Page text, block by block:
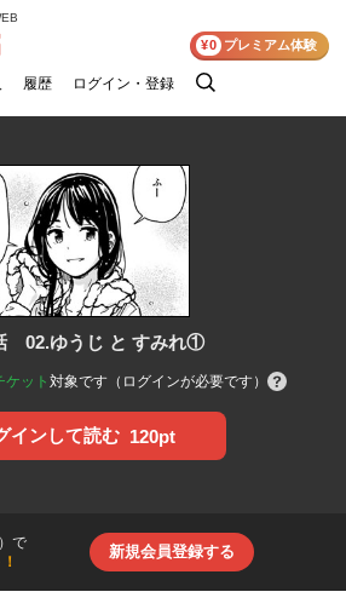
履歴 ログイン・登録
検
¥0 プレミアム体験
02.ゆうじ と すみれ①
ケット 対象です（ログインが必要です）
インして読む 120pt
で
新規会員登録する